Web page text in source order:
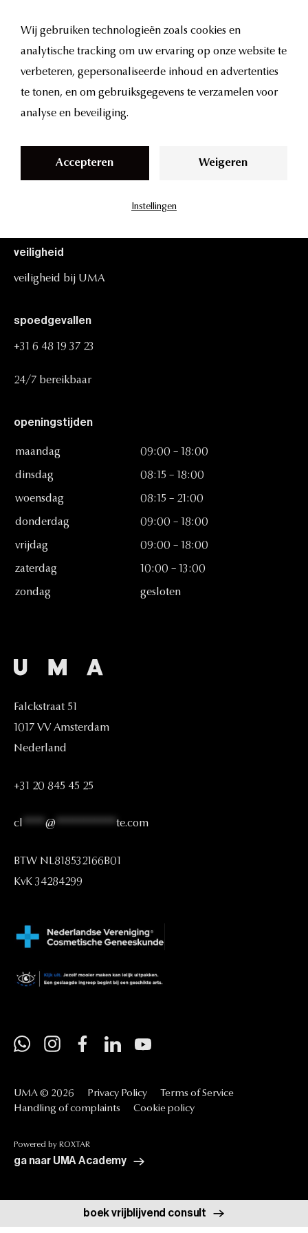
n
het is wel duidelijk dat hier de echte professionals zitten.
Ik zou UMA Clinic zeker aanraden.
veiligheid
veiligheid bij UMA
spoedgevallen
+31 6 48 19 37 23
24/7 bereikbaar
openingstijden
maandag 09:00 – 18:00
dinsdag 08:15 – 18:00
woensdag 08:15 – 21:00
donderdag 09:00 – 18:00
vrijdag 09:00 – 18:00
zaterdag 10:00 – 13:00
zondag gesloten
Falckstraat 51
1017 VV Amsterdam
Nederland
+31 20 845 45 25
cl **** @ ***********te.com
BTW NL818532166B01
KvK 34284299
UMA © 2026 Privacy Policy Terms of Service
Handling of complaints Cookie policy
Powered by ROXTAR
ga naar UMA Academy
boek vrijblijvend consult
Wij gebruiken technologieën zoals cookies en
analytische tracking om uw ervaring op onze website te
verbeteren, gepersonaliseerde inhoud en advertenties
te tonen, en om gebruiksgegevens te verzamelen voor
analyse en beveiliging.
Accepteren Weigeren
Instellingen